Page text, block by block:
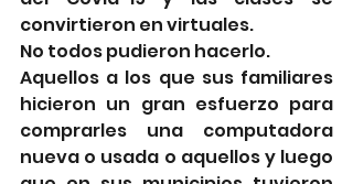
convirtieron en virtuales.
No todos pudieron hacerlo.
Aquellos a los que sus familiares
hicieron un gran esfuerzo para
comprarles una computadora
nueva o usada o aquellos y luego